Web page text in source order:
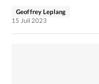
Geoffrey Leplang
15 Juil 2023